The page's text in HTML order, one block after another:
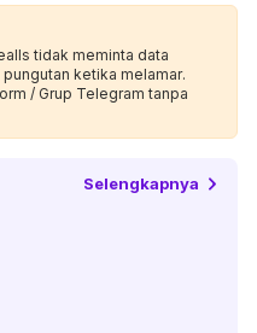
tidak meminta data
ketika melamar.
/ Grup Telegram tanpa
Selengkapnya